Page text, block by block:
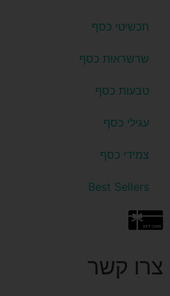
צרו קשר
תכשיטי כסף
שרשראות כסף
טבעות כסף
עגילי כסף
צמידי כסף
Best Sellers